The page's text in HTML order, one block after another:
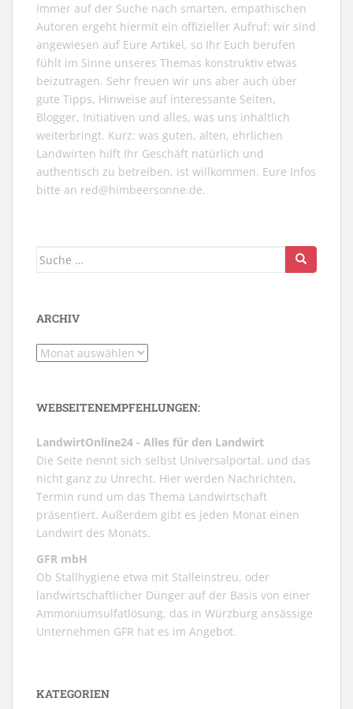
Immer auf der Suche nach smarten, empathischen
Autoren ergeht hiermit ein offizieller Aufruf: wir sind
angewiesen auf Eure Artikel, so Ihr Euch berufen
fühlt im Sinne unseres Themas konstruktiv etwas
beizutragen. Sehr freuen wir uns aber auch über
gute Tipps, Hinweise auf interessante Seiten,
Blogger, Initiativen und alles, was uns inhaltlich
weiterbringt. Kurz: was guten, alten, ehrlichen
Landwirten hilft Ihr Geschäft natürlich und
authentisch zu betreiben, ist willkommen. Eure Infos
bitte an red@himbeersonne.de.
Suche
ARCHIV
Archiv
WEBSEITENEMPFEHLUNGEN:
LandwirtOnline24 - Alles für den Landwirt
Die Seite nennt sich selbst Universalportal, und das
nicht ganz zu Unrecht. Hier werden Nachrichten,
Termin rund um das Thema Landwirtschaft
präsentiert. Außerdem gibt es jeden Monat einen
Landwirt des Monats.
GFR mbH
Ob Stallhygiene etwa mit Stalleinstreu, oder
landwirtschaftlicher Dünger auf der Basis von einer
Ammoniumsulfatlösung, das in Würzburg ansässige
Unternehmen GFR hat es im Angebot.
KATEGORIEN